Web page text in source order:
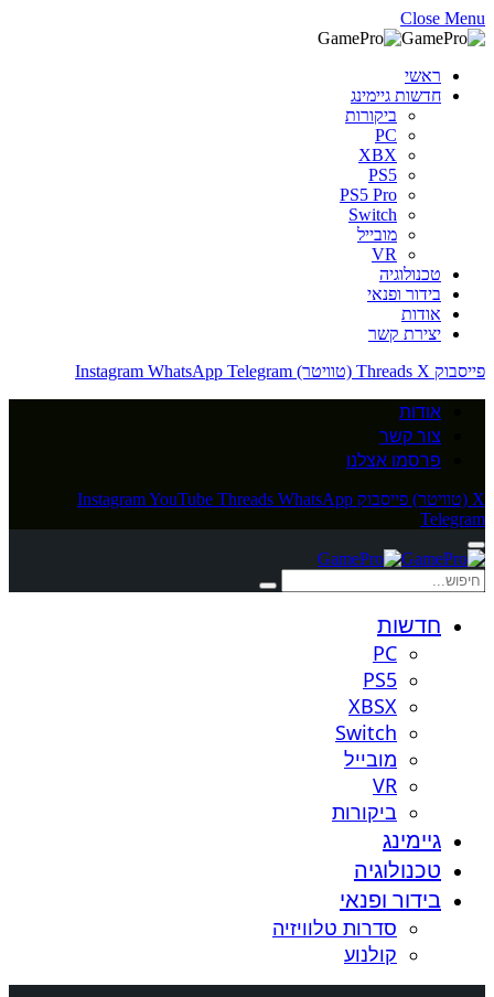
Close Menu
ראשי
חדשות גיימינג
ביקורות
PC
XBX
PS5
PS5 Pro
Switch
מובייל
VR
טכנולוגיה
בידור ופנאי
אודות
יצירת קשר
פייסבוק
Threads X (טוויטר) Instagram WhatsApp Telegram
אודות
צור קשר
פרסמו אצלנו
X (טוויטר) פייסבוק InstagramYouTube Threads WhatsApp
Telegram
חדשות
PC
PS5
XBSX
Switch
מובייל
VR
ביקורות
גיימינג
טכנולוגיה
בידור ופנאי
סדרות טלוויזיה
קולנוע